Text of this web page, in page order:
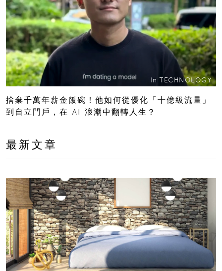
In TECHNOLOGY
捨棄千萬年薪金飯碗！他如何從優化「十億級流量」
到自立門戶，在 AI 浪潮中翻轉人生？
最新文章